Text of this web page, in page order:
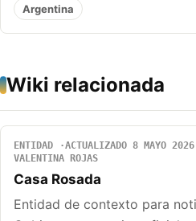
Argentina
Wiki relacionada
ENTIDAD ACTUALIZADO 8 MAYO 2026
VALENTINA ROJAS
Casa Rosada
Entidad de contexto para